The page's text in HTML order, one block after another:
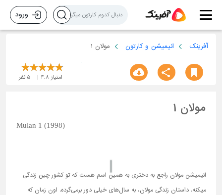
ورود
آفرینک انیمیشن و کارتون مولان 1
امتیاز 4.8
5 نفر
مولان 1
Mulan 1 (1998)
انیمیشن مولان راجع به دختری به همین اسم هست که تو کشور چین زندگی
میکنه. داستان زندگی مولان، به سال‌های خیلی دور برمی‌گرده. اون زمان که